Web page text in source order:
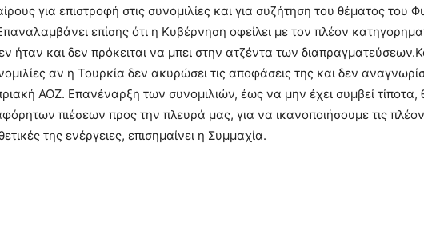
για επιστροφή στις συνομιλίες και για συζήτηση του θέματος του
επίσης ότι η Κυβέρνηση οφείλει με τον πλέον
ήταν και δεν πρόκειται να μπει στην ατζέντα των
αν η Τουρκία δεν ακυρώσει τις αποφάσεις της και δεν
ΑΟΖ. Επανέναρξη των συνομιλιών, έως να μην έχει συμβεί τίποτα,
πιέσεων προς την πλευρά μας, για να ικανοποιήσουμε τις
της ενέργειες, επισημαίνει η Συμμαχία.